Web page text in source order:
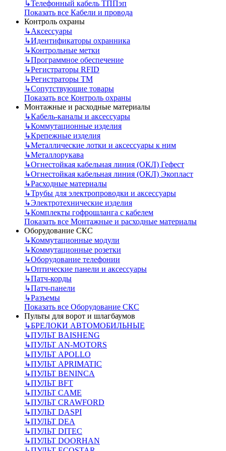
↳Телефонный кабель ТППэп
Показать все Кабели и провода
Контроль охраны
↳Аксессуары
↳Идентификаторы охранника
↳Контрольные метки
↳Программное обеспечение
↳Регистраторы RFID
↳Регистраторы ТМ
↳Сопутствующие товары
Показать все Контроль охраны
Монтажные и расходные материалы
↳Кабель-каналы и аксессуары
↳Коммутационные изделия
↳Крепежные изделия
↳Металлические лотки и аксессуары к ним
↳Металлорукава
↳Огнестойкая кабельная линия (ОКЛ) Гефест
↳Огнестойкая кабельная линия (ОКЛ) Экопласт
↳Расходные материалы
↳Трубы для электропроводки и аксессуары
↳Электротехнические изделия
↳Комплекты гофрошланга с кабелем
Показать все Монтажные и расходные материалы
Оборудование СКС
↳Коммутационные модули
↳Коммутационные розетки
↳Оборудование телефонии
↳Оптические панели и аксессуары
↳Патч-корды
↳Патч-панели
↳Разъемы
Показать все Оборудование СКС
Пульты для ворот и шлагбаумов
↳БРЕЛОКИ АВТОМОБИЛЬНЫЕ
↳ПУЛЬТ BAISHENG
↳ПУЛЬТ AN-MOTORS
↳ПУЛЬТ APOLLO
↳ПУЛЬТ APRIMATIC
↳ПУЛЬТ BENINCA
↳ПУЛЬТ BFT
↳ПУЛЬТ CAME
↳ПУЛЬТ CRAWFORD
↳ПУЛЬТ DASPI
↳ПУЛЬТ DEA
↳ПУЛЬТ DITEC
↳ПУЛЬТ DOORHAN